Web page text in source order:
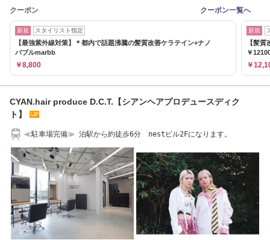
クーポン クーポン一覧へ
新規 スタイリスト指定
【最強紫外線対策】＊都内で話題沸騰の髪質改善ケラテイン+ナノ
バブルmarbb
￥8,800
新規
【髪
￥
￥
CYAN.hair produce D.C.T.【シアンヘアプロデュースディク
ト】
≪駐車場完備≫ 泊駅から約徒歩6分 nestビル2Fになります。